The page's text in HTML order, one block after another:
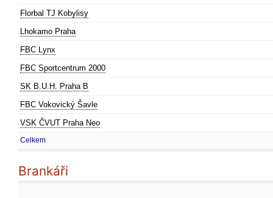
Florbal TJ Kobylisy
Lhokamo Praha
FBC Lynx
FBC Sportcentrum 2000
SK B.U.H. Praha B
FBC Vokovický Šavle
VSK ČVUT Praha Neo
Celkem
Brankáři